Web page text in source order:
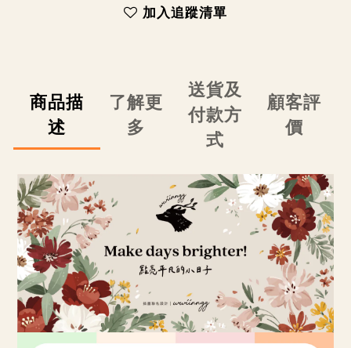
加入追蹤清單
商品描
述
了解更
多
送貨及
付款方
式
顧客評
價